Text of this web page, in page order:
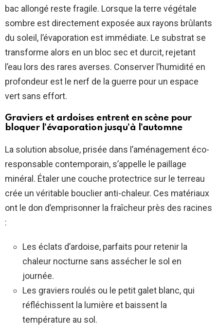
bac allongé reste fragile. Lorsque la terre végétale
sombre est directement exposée aux rayons brûlants
du soleil, l’évaporation est immédiate. Le substrat se
transforme alors en un bloc sec et durcit, rejetant
l’eau lors des rares averses. Conserver l’humidité en
profondeur est le nerf de la guerre pour un espace
vert sans effort.
Graviers et ardoises entrent en scène pour
bloquer l’évaporation jusqu’à l’automne
La solution absolue, prisée dans l’aménagement éco-
responsable contemporain, s’appelle le paillage
minéral. Étaler une couche protectrice sur le terreau
crée un véritable bouclier anti-chaleur. Ces matériaux
ont le don d’emprisonner la fraîcheur près des racines
:
Les éclats d’ardoise, parfaits pour retenir la
chaleur nocturne sans assécher le sol en
journée.
Les graviers roulés ou le petit galet blanc, qui
réfléchissent la lumière et baissent la
température au sol.